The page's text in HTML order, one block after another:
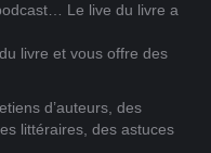
Le live du livre a
livre et vous offre des
d’auteurs, des
littéraires, des astuces